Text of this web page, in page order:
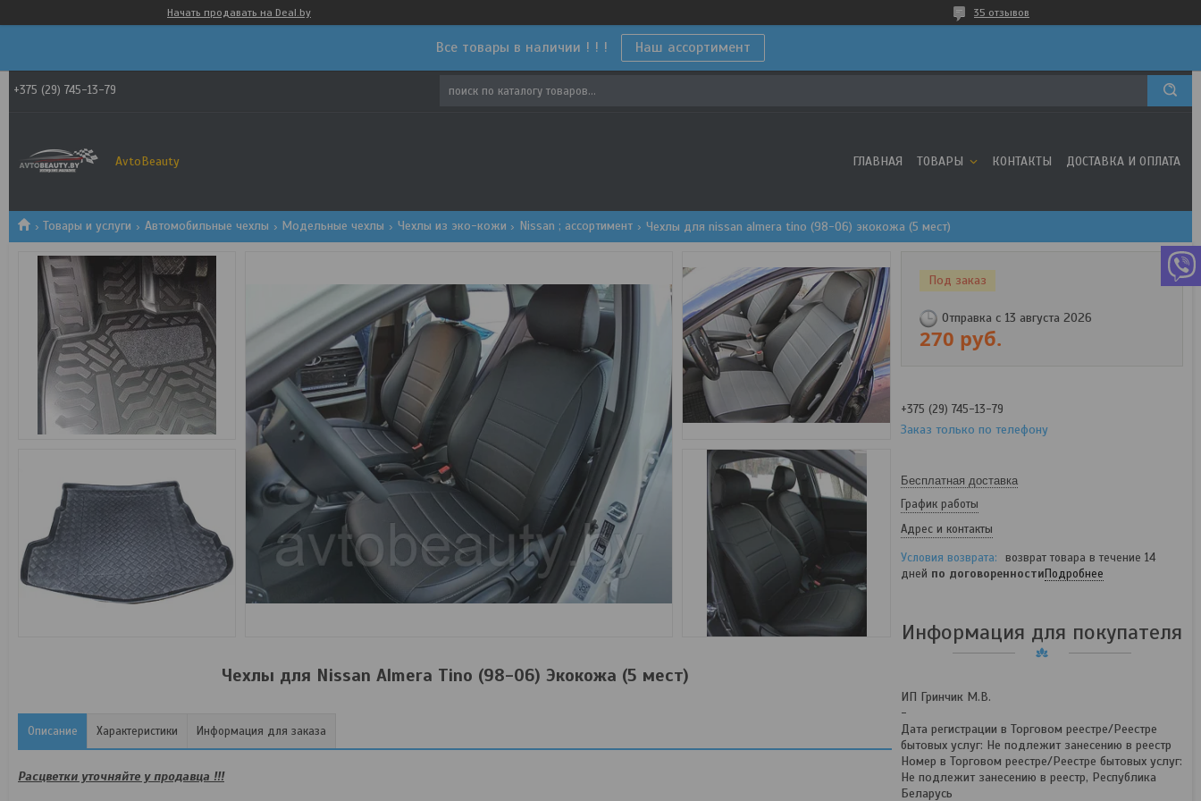
Начать продавать на Deal.by 35 отзывов
Все товары в наличии ! ! ! Наш ассортимент
+375 (29) 745-13-79
AvtoBeauty ГЛАВНАЯ ТОВАРЫ КОНТАКТЫ ДОСТАВКА И ОПЛАТА
Товары и услуги Автомобильные чехлы Модельные чехлы Чехлы из эко-кожи Nissan ; ассортимент Чехлы для nissan almera tino (98-06) экокожа (5 мест)
Чехлы для Nissan Almera Tino (98-06) Экокожа (5 мест)
Описание Характеристики Информация для заказа
Расцветки уточняйте у продавца !!!
Под заказ
Отправка с 13 августа 2026
270 руб.
+375 (29) 745-13-79
Заказ только по телефону
Бесплатная доставка
График работы
Адрес и контакты
возврат товара в течение 14
дней по договоренностиПодробнее
Информация для покупателя
ИП Гринчик М.В.
-
Дата регистрации в Торговом реестре/Реестре
бытовых услуг: Не подлежит занесению в реестр
Номер в Торговом реестре/Реестре бытовых услуг:
Не подлежит занесению в реестр, Республика
Беларусь